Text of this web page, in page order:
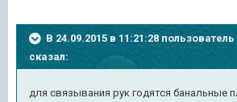
В 24.09.2015 в 11:21:28
сказал:
для связывания рук годятся банальные